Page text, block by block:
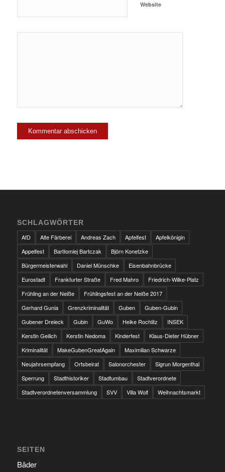
Website
SCHLAGWÖRTER
AfD
Alte Färberei Andreas Zach Apfelfest
Apfelkönigin
Appelfest
Bartłomiej Bartczak
Björn Konetzke
Bürgermeisterwahl
Daniel Münschke
Eisenbahnbrücke
Eurostadt
Frankfurter Straße Fred Mahro
Friedrich-Wilke-Platz
Frühling an der Neiße
Frühlingsfest an der Neiße 2017
Gerhard Gunia
Grenzkriminalität Guben
Guben-Gubin
Gubener Dreieck
Gubin GuWo Heike Rochlitz
INSEK
Kerstin Geilich
Kerstin Nedoma Kinderfest
Klaus-Dieter Hübner
Kriminalität
MakeGubenGreatAgain
Maximilian Schwarze
Neujahrsempfang
Ortsbeirat Salonorchester
Sigrun Morgenthal
Sperrung
Stadthistoriker Stadtumbau
Stadtverordnete
Stadtverordnetenversammlung
SVV Villa Wolf Weihnachtsmarkt
SEITEN
Bäder